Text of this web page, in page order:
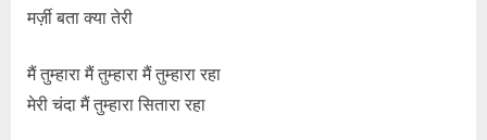
मर्ज़ी बता क्या तेरी
मैं तुम्हारा मैं तुम्हारा मैं तुम्हारा रहा
मेरी चंदा मैं तुम्हारा सितारा रहा